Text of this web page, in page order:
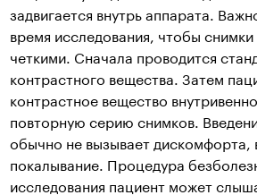
задвигается внутрь аппарата.
время исследования, чтобы
четкими. Сначала проводится
контрастного вещества. Затем
контрастное вещество
повторную серию снимков.
обычно не вызывает дискомфорта,
покалывание. Процедура
исследования пациент может